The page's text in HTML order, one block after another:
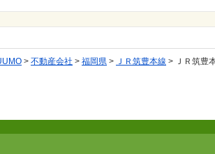
> 不動産会社 > 福岡県 > ＪＲ筑豊本線 > ＪＲ筑豊